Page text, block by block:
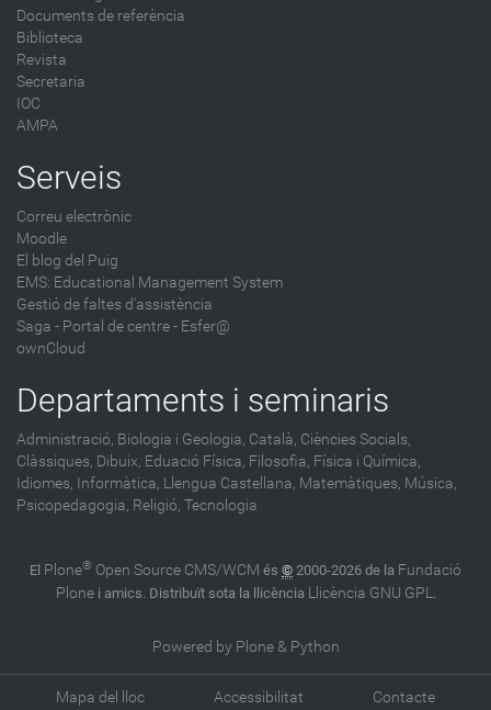
Documents de referència
Biblioteca
Revista
Secretaria
IOC
AMPA
Serveis
Correu electrònic
Moodle
El blog del Puig
EMS: Educational Management System
Gestió de faltes d'assistència
Saga - Portal de centre - Esfer@
ownCloud
Departaments i seminaris
Administració, Biologia i Geologia, Català, Ciències Socials,
Clàssiques, Dibuix, Eduació Física, Filosofia, Física i Química,
Idiomes, Informàtica, Llengua Castellana, Matemàtiques, Música,
Psicopedagogia, Religió, Tecnologia
El Plone® Open Source CMS/WCM és © 2000-2026 de la Fundació
Plonei amics. Distribuït sota la llicència Llicència GNU GPL.
Powered by Plone & Python
Mapa del lloc Accessibilitat Contacte